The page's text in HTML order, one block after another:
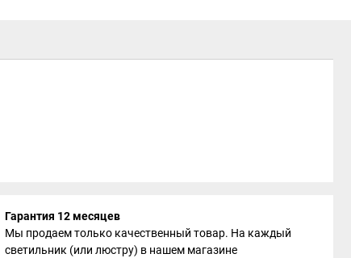
Гарантия 12 месяцев
Мы продаем только качественный товар. На каждый
светильник (или люстру) в нашем магазине